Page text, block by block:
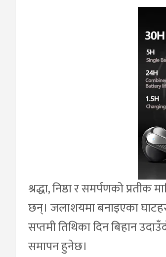
श्रद्धा, निष्ठा र समर्पणको
छन्। जलाशयमा बनाइएका
सप्तमी तिथिका दिन बिहान
समापन हुनेछ।